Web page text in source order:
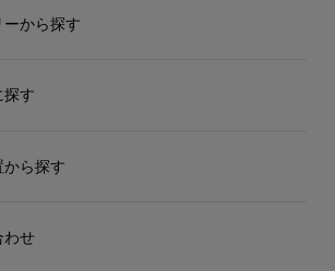
ーから探す
探す
から探す
わせ